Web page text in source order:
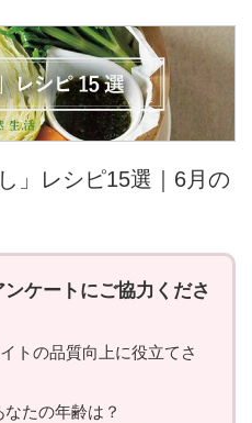
」レシピ15選｜6月の